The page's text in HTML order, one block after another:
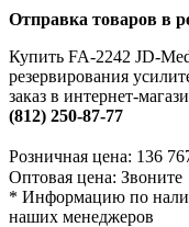
Отправка товаров в
Купить FA-2242 JD-
резервирования
заказ в интернет-
(812) 250-87-77
Розничная цена: 136
Оптовая цена: Звоните
* Информацию по
наших менеджеров